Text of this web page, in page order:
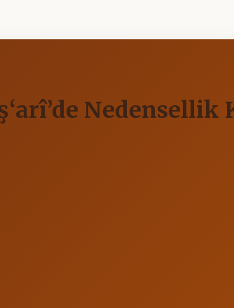
Nedensellik